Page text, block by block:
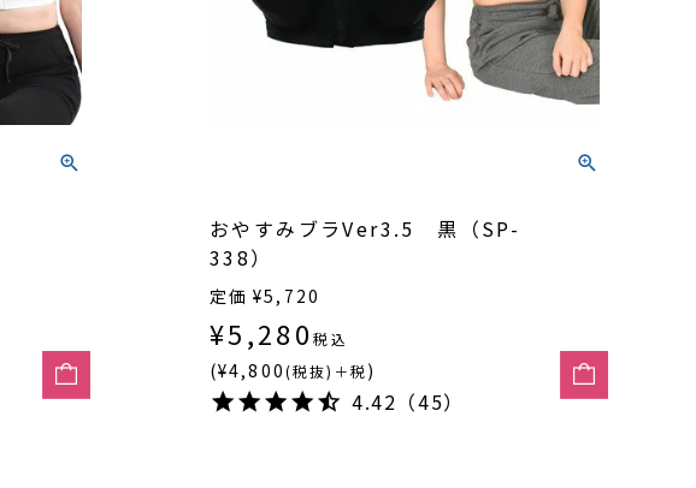
おやすみブラVer3.5 黒（SP-
338）
定価 ¥5,720
¥5,280 税込
(¥4,800(税抜)＋税)
4.42（45）